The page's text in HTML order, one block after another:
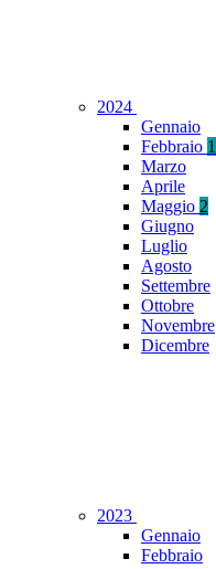
2024
Gennaio
Febbraio 1
Marzo
Aprile
Maggio 2
Giugno
Luglio
Agosto
Settembre
Ottobre
Novembre
Dicembre
2023
Gennaio
Febbraio